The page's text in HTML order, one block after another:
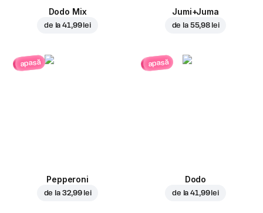
Dodo Mix
de la41,99 lei
Jumi+Juma
de la 55,98 lei
apasă
Pepperoni
de la 32,99 lei
apasă
Dodo
de la41,99 lei